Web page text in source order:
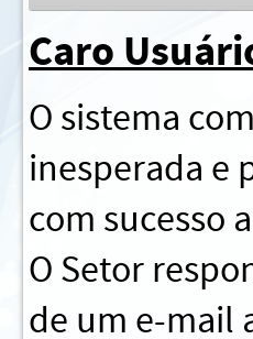
Caro
O sistema
inesperada e
com sucesso
O Setor
de um e-mail